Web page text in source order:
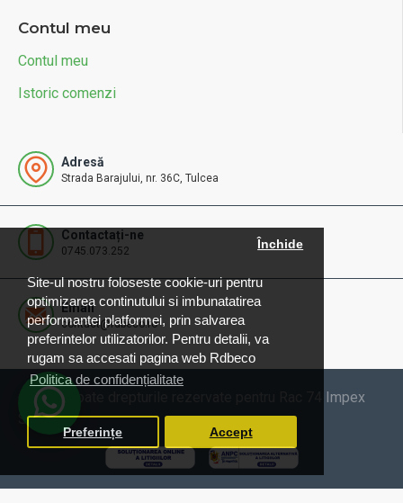
Site-ul nostru foloseste cookie-uri pentru
optimizarea continutului si imbunatatirea
performantei platformei, prin salvarea
preferintelor utilizatorilor. Pentru detalii, va
rugam sa accesati pagina web Rdbeco
Politica de confidențialitate
Închide
Preferințe Accept
Contul meu
Contul meu
Istoric comenzi
Adresă
Strada Barajului, nr. 36C, Tulcea
Contactați-ne
0745.073.252
Email
contact@rdbeco.ro
© 2025 Toate drepturile rezervate pentru Rac 74 Impex
SRL